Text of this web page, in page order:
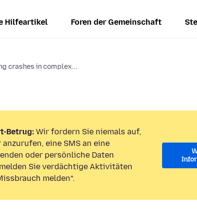
Hilfeartikel Foren der Gemeinschaft
crashes in complex...
Betrug: Wir fordern Sie niemals auf,
eine SMS an eine
oder persönliche Daten
Sie verdächtige Aktivitäten
melden“.